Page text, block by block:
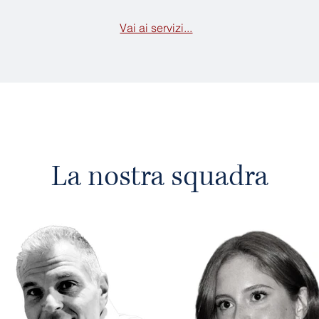
Vai ai servizi...
La nostra squadra